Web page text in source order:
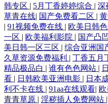
韩专区 | 5月丁香婷婷综合 | 深
草青在线| 国产免费看二区 |
| 91视频免费在线 | 欧美日韩
一区 | 欧美福利影院 | 国产凸
美日韩一区三区 | 综合亚洲国
久草资源免费福利 | 丁香五月
精品极品白 | 谁有色色网站 |
看 | 日韩欧美亚洲电影 | 日本
利不卡在线 | 91aa在线观看|
青青草原 | 淫秽插人免费网站 |